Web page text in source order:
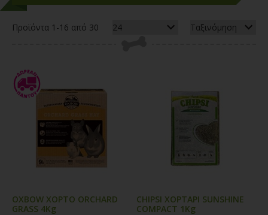
Προϊόντα 1-16 από 30
OXBOW ΧΟΡΤΟ ORCHARD
GRASS 4Kg
CHIPSI ΧΟΡΤΑΡΙ SUNSHINE
COMPACT 1Kg